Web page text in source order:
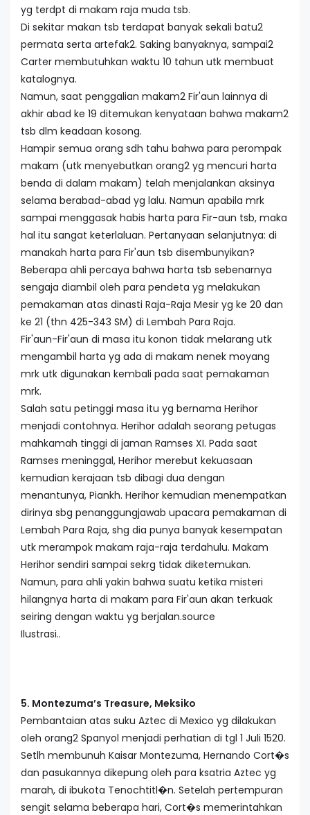
yg terdpt di makam raja muda tsb.
Di sekitar makan tsb terdapat banyak sekali batu2
permata serta artefak2. Saking banyaknya, sampai2
Carter membutuhkan waktu 10 tahun utk membuat
katalognya.
Namun, saat penggalian makam2 Fir'aun lainnya di
akhir abad ke 19 ditemukan kenyataan bahwa makam2
tsb dlm keadaan kosong.
Hampir semua orang sdh tahu bahwa para perompak
makam (utk menyebutkan orang2 yg mencuri harta
benda di dalam makam) telah menjalankan aksinya
selama berabad-abad yg lalu. Namun apabila mrk
sampai menggasak habis harta para Fir-aun tsb, maka
hal itu sangat keterlaluan. Pertanyaan selanjutnya: di
manakah harta para Fir'aun tsb disembunyikan?
Beberapa ahli percaya bahwa harta tsb sebenarnya
sengaja diambil oleh para pendeta yg melakukan
pemakaman atas dinasti Raja-Raja Mesir yg ke 20 dan
ke 21 (thn 425-343 SM) di Lembah Para Raja.
Fir'aun-Fir'aun di masa itu konon tidak melarang utk
mengambil harta yg ada di makam nenek moyang
mrk utk digunakan kembali pada saat pemakaman
mrk.
Salah satu petinggi masa itu yg bernama Herihor
menjadi contohnya. Herihor adalah seorang petugas
mahkamah tinggi di jaman Ramses XI. Pada saat
Ramses meninggal, Herihor merebut kekuasaan
kemudian kerajaan tsb dibagi dua dengan
menantunya, Piankh. Herihor kemudian menempatkan
dirinya sbg penanggungjawab upacara pemakaman di
Lembah Para Raja, shg dia punya banyak kesempatan
utk merampok makam raja-raja terdahulu. Makam
Herihor sendiri sampai sekrg tidak diketemukan.
Namun, para ahli yakin bahwa suatu ketika misteri
hilangnya harta di makam para Fir'aun akan terkuak
seiring dengan waktu yg berjalan.source
Ilustrasi..
5. Montezuma’s Treasure, Meksiko
Pembantaian atas suku Aztec di Mexico yg dilakukan
oleh orang2 Spanyol menjadi perhatian di tgl 1 Juli 1520.
Setlh membunuh Kaisar Montezuma, Hernando Cort�s
dan pasukannya dikepung oleh para ksatria Aztec yg
marah, di ibukota Tenochtitl�n. Setelah pertempuran
sengit selama beberapa hari, Cort�s memerintahkan